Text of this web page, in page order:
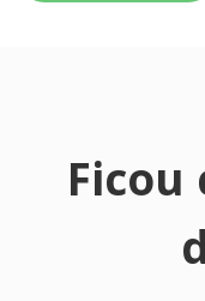
Ficou